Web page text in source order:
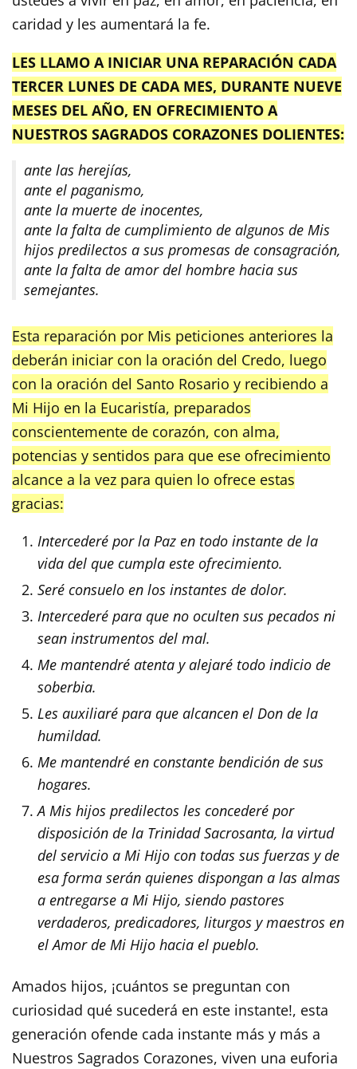
caridad y les aumentará la fe.
LES LLAMO A INICIAR UNA REPARACIÓN CADA
TERCER LUNES DE CADA MES, DURANTE NUEVE
MESES DEL AÑO, EN OFRECIMIENTO A
NUESTROS SAGRADOS CORAZONES DOLIENTES:
ante las herejías,
ante el paganismo,
ante la muerte de inocentes,
ante la falta de cumplimiento de algunos de Mis
hijos predilectos a sus promesas de consagración,
ante la falta de amor del hombre hacia sus
semejantes.
Esta reparación por Mis peticiones anteriores la
deberán iniciar con la oración del Credo, luego
con la oración del Santo Rosario y recibiendo a
Mi Hijo en la Eucaristía, preparados
conscientemente de corazón, con alma,
potencias y sentidos para que ese ofrecimiento
alcance a la vez para quien lo ofrece estas
gracias:
Intercederé por la Paz en todo instante de la
vida del que cumpla este ofrecimiento.
Seré consuelo en los instantes de dolor.
Intercederé para que no oculten sus pecados ni
sean instrumentos del mal.
Me mantendré atenta y alejaré todo indicio de
soberbia.
Les auxiliaré para que alcancen el Don de la
humildad.
Me mantendré en constante bendición de sus
hogares.
A Mis hijos predilectos les concederé por
disposición de la Trinidad Sacrosanta, la virtud
del servicio a Mi Hijo con todas sus fuerzas y de
esa forma serán quienes dispongan a las almas
a entregarse a Mi Hijo, siendo pastores
verdaderos, predicadores, liturgos y maestros en
el Amor de Mi Hijo hacia el pueblo.
Amados hijos, ¡cuántos se preguntan con
curiosidad qué sucederá en este instante!, esta
generación ofende cada instante más y más a
Nuestros Sagrados Corazones, viven una euforia